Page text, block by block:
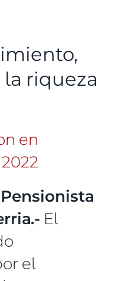
riqueza
El
el